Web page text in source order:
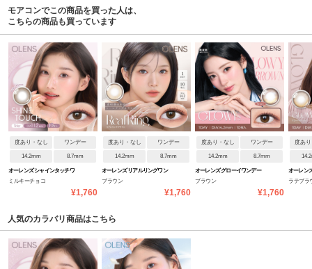
モアコンでこの商品を買った人は、
こちらの商品も買っています
度あり・なし ワンデー
14.2mm 8.7mm
オーレンズ シャインタッチワ
ミルキーチョコ
¥1,760
度あり・なし ワンデー
14.2mm 8.7mm
オーレンズ リアルリングワン
ブラウン
¥1,760
度あり・なし ワンデー
14.2mm 8.7mm
オーレンズ グローイワンデー
ブラウン
¥1,760
度あ
オーレン
ラテブラ
人気のカラバリ商品はこちら